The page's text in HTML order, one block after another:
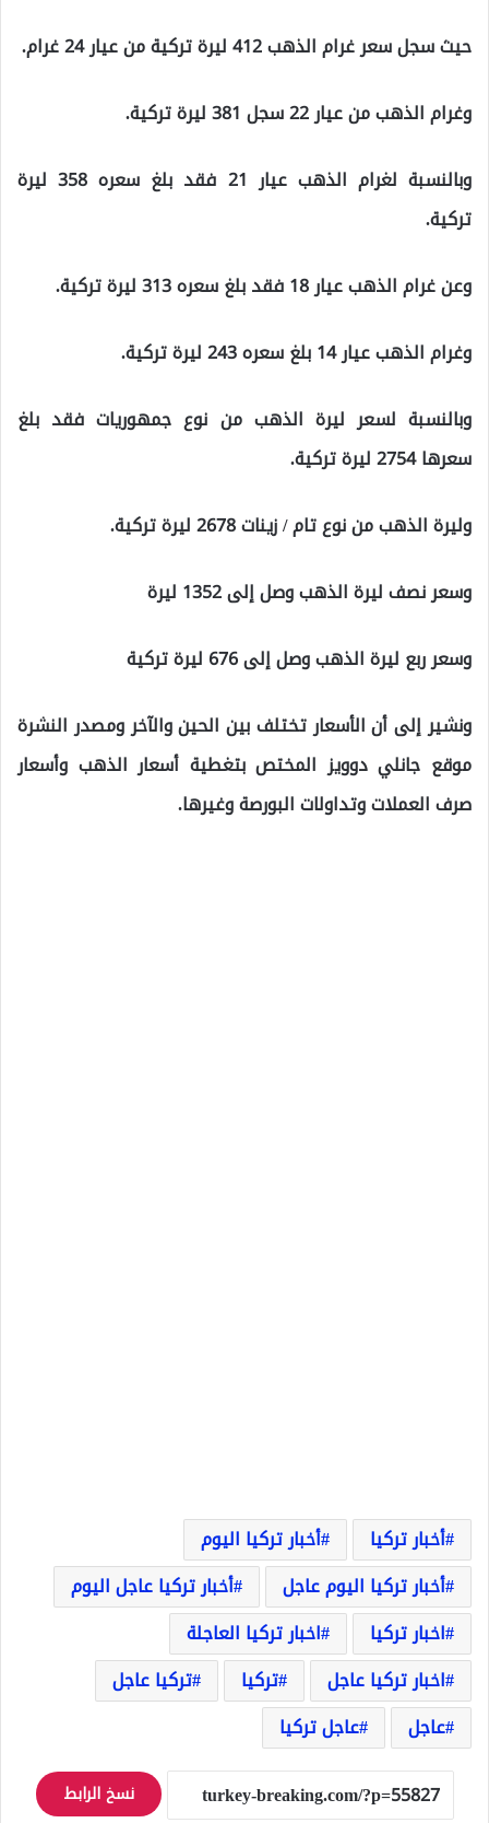
حيث سجل سعر غرام الذهب 412 ليرة تركية من عيار 24 غرام.
وغرام الذهب من عيار 22 سجل 381 ليرة تركية.
وبالنسبة لغرام الذهب عيار 21 فقد بلغ سعره 358 ليرة
تركية.
وعن غرام الذهب عيار 18 فقد بلغ سعره 313 ليرة تركية.
وغرام الذهب عيار 14 بلغ سعره 243 ليرة تركية.
وبالنسبة لسعر ليرة الذهب من نوع جمهوريات فقد بلغ
سعرها 2754 ليرة تركية.
وليرة الذهب من نوع تام / زينات 2678 ليرة تركية.
وسعر نصف ليرة الذهب وصل إلى 1352 ليرة
وسعر ربع ليرة الذهب وصل إلى 676 ليرة تركية
ونشير إلى أن الأسعار تختلف بين الحين والآخر ومصدر النشرة
موقع جانلي دوويز المختص بتغطية أسعار الذهب وأسعار
صرف العملات وتداولات البورصة وغيرها.
أخبار تركيا
أخبار تركيا اليوم
أخبار تركيا اليوم عاجل
أخبار تركيا عاجل اليوم
اخبار تركيا
اخبار تركيا العاجلة
اخبار تركيا عاجل
تركيا
تركيا عاجل
عاجل
عاجل تركيا
نسخ الرابط